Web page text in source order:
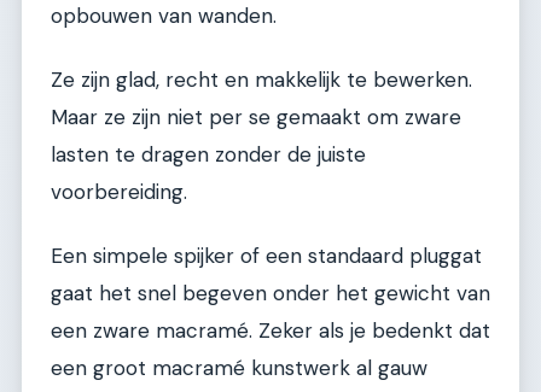
opbouwen van wanden.
Ze zijn glad, recht en makkelijk te bewerken.
Maar ze zijn niet per se gemaakt om zware
lasten te dragen zonder de juiste
voorbereiding.
Een simpele spijker of een standaard pluggat
gaat het snel begeven onder het gewicht van
een zware macramé. Zeker als je bedenkt dat
een groot macramé kunstwerk al gauw